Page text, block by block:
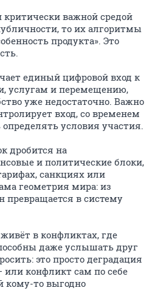
важной средой
то их алгоритмы
продукта». Это
единый цифровой вход к
услугам и перемещению,
уже недостаточно. Важно
вход, со временем
условия участия.
дробится на
и политические блоки,
санкциях или
геометрия мира: из
превращается в систему
в конфликтах, где
даже услышать друг
это просто деградация
конфликт сам по себе
кому-то выгодно